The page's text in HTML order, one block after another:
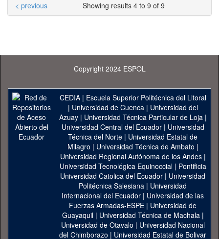
Showing results 4 to 9 of 9
< previous
Copyright 2024 ESPOL
CEDIA| Escuela Superior Politécnica del Litoral
| Universidad de Cuenca| Universidad del
Azuay| Universidad Técnica Particular de Loja|
Universidad Central del Ecuador| Universidad
Técnica del Norte | Universidad Estatal de
Milagro | Universidad Técnica de Ambato |
Universidad Regional Autónoma de los Andes|
Universidad Tecnológica Equinoccial| Pontificia
Universidad Catolica del Ecuador | Universidad
Politécnica Salesiana | Universidad
Internacional del Ecuador | Universidad de las
Fuerzas Armadas-ESPE | Universidad de
Guayaquil| Universidad Técnica de Machala|
Universidad de Otavalo | Universidad Nacional
del Chimborazo | Universidad Estatal de Bolivar